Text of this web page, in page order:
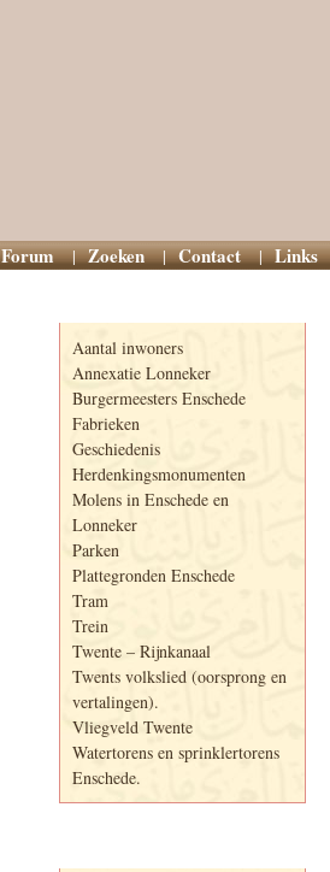
Forum Zoeken Contact Links
Aantal inwoners
Annexatie Lonneker
Burgermeesters Enschede
Fabrieken
Geschiedenis
Herdenkingsmonumenten
Molens in Enschede en
Lonneker
Parken
Plattegronden Enschede
Tram
Trein
Twente – Rijnkanaal
Twents volkslied (oorsprong en
vertalingen).
Vliegveld Twente
Watertorens en sprinklertorens
Enschede.